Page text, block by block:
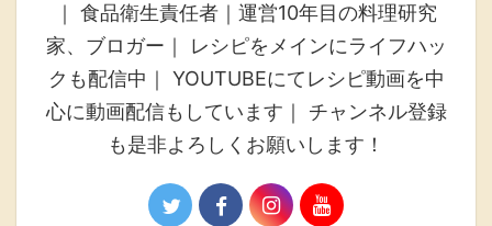
｜ 食品衛生責任者｜運営10年目の料理研究
家、ブロガー｜ レシピをメインにライフハッ
クも配信中｜ YOUTUBEにてレシピ動画を中
心に動画配信もしています｜ チャンネル登録
も是非よろしくお願いします！